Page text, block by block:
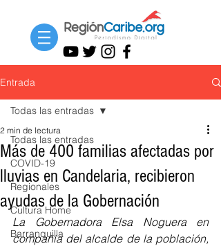
Entrada
Todas las entradas
COVID-19
Regionales
Cultura Home
Barranquilla
Todas las entradas
Más de 400 familias afectadas por
lluvias en Candelaria, recibieron
ayudas de la Gobernación
2 min de lectura
La Gobernadora Elsa Noguera en
compañía del alcalde de la población,